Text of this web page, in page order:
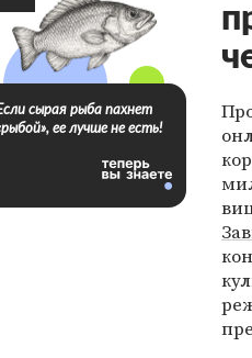
сырая рыба пахнет
ее лучше не есть!